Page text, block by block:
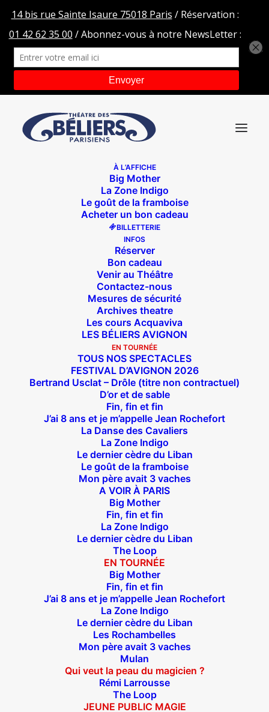
À L’AFFICHE
Big Mother
La Zone Indigo
Le goût de la framboise
Acheter un bon cadeau
BILLETTERIE
INFOS
Réserver
Bon cadeau
Venir au Théâtre
Contactez-nous
Mesures de sécurité
Archives theatre
Les cours Acquaviva
LES BÉLIERS AVIGNON
EN TOURNÉE
TOUS NOS SPECTACLES
FESTIVAL D’AVIGNON 2026
Bertrand Usclat – Drôle (titre non contractuel)
D’or et de sable
Fin, fin et fin
J’ai 8 ans et je m’appelle Jean Rochefort
La Danse des Cavaliers
La Zone Indigo
Le dernier cèdre du Liban
Le goût de la framboise
Mon père avait 3 vaches
A VOIR À PARIS
Big Mother
Fin, fin et fin
La Zone Indigo
Le dernier cèdre du Liban
The Loop
EN TOURNÉE
Big Mother
Fin, fin et fin
J’ai 8 ans et je m’appelle Jean Rochefort
La Zone Indigo
Le dernier cèdre du Liban
Les Rochambelles
Mon père avait 3 vaches
Mulan
Qui veut la peau du magicien ?
Rémi Larrousse
The Loop
JEUNE PUBLIC MAGIE
Qui veut la peau du magicien ?
La nouvelle comédie magique et familiale
de Sébastien Mossière
Tout Public à partir de 4 ans